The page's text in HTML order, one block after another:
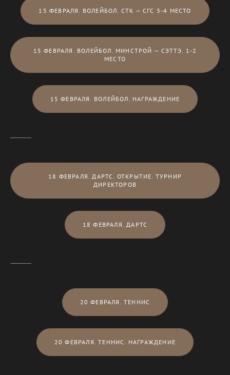
15 ФЕВРАЛЯ. ВОЛЕЙБОЛ. СТК — СГС 3-4 МЕСТО
15 ФЕВРАЛЯ. ВОЛЕЙБОЛ. МИНСТРОЙ — СЭТТЭ. 1-2
МЕСТО
15 ФЕВРАЛЯ. ВОЛЕЙБОЛ. НАГРАЖДЕНИЕ
18 ФЕВРАЛЯ. ДАРТС. ОТКРЫТИЕ. ТУРНИР
ДИРЕКТОРОВ
18 ФЕВРАЛЯ. ДАРТС
20 ФЕВРАЛЯ. ТЕННИС
20 ФЕВРАЛЯ. ТЕННИС. НАГРАЖДЕНИЕ